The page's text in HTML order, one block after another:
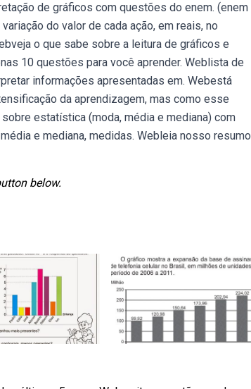
de gráficos com questões do enem. (enem
do valor de cada ação, em reais, no
o que sabe sobre a leitura de gráficos e
10 questões para você aprender. Weblista de
informações apresentadas em. Webestá
da aprendizagem, mas como esse
estatística (moda, média e mediana) com
e mediana, medidas. Webleia nosso resumo
below.